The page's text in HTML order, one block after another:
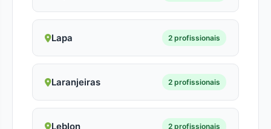
Lapa 2 profissionais
Laranjeiras 2 profissionais
Leblon 2 profissionais